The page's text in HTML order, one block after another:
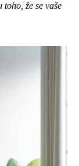
toho, že se vaše